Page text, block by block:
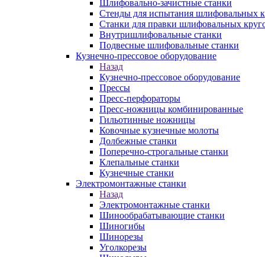
Шлифовально-зачистные станки
Стенды для испытания шлифовальных
Станки для правки шлифовальных
Внутришлифовальные станки
Подвесные шлифовальные станки
Кузнечно-прессовое оборудование
Назад
Кузнечно-прессовое оборудование
Прессы
Пресс-перфораторы
Пресс-ножницы комбинированные
Гильотинные ножницы
Ковочные кузнечные молоты
Долбежные станки
Поперечно-строгальные станки
Клепальные станки
Кузнечные станки
Электромонтажные станки
Назад
Электромонтажные станки
Шинообрабатывающие станки
Шиногибы
Шинорезы
Уголкорезы